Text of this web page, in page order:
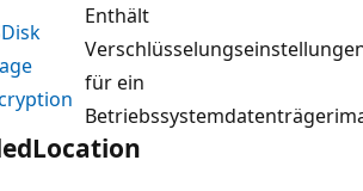
Enthält
für ein
Location